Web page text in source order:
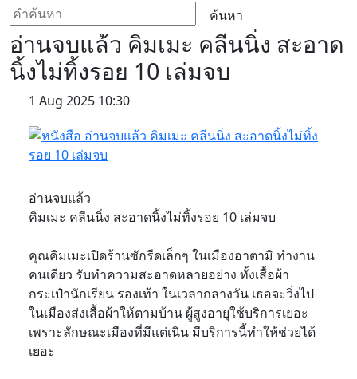
ค้นหา
อ่านจบแล้ว คิมเมะ คลีนนิ่ง สะอาด
นิ้งไม่ทิ้งรอย 10 เล่มจบ
1 Aug 2025 10:30
อ่านจบแล้ว
คิมเมะ คลีนนิ่ง สะอาดนิ้งไม่ทิ้งรอย 10 เล่มจบ
คุณคิมเมะเปิดร้านซักรีดเล็กๆ ในเมืองอาตามิ ทำงาน
คนเดียว รับทำความสะอาดหลายอย่าง ทั้งเสื้อผ้า
กระเป๋านักเรียน รองเท้า ในเวลากลางวัน เธอจะวิ่งไป
ในเมืองส่งเสื้อผ้าให้ตามบ้าน ผู้สูงอายุใช้บริการเยอะ
เพราะลักษณะเมืองที่มีแต่เนิน มีบริการนี้ทำให้ช่วยได้
เยอะ